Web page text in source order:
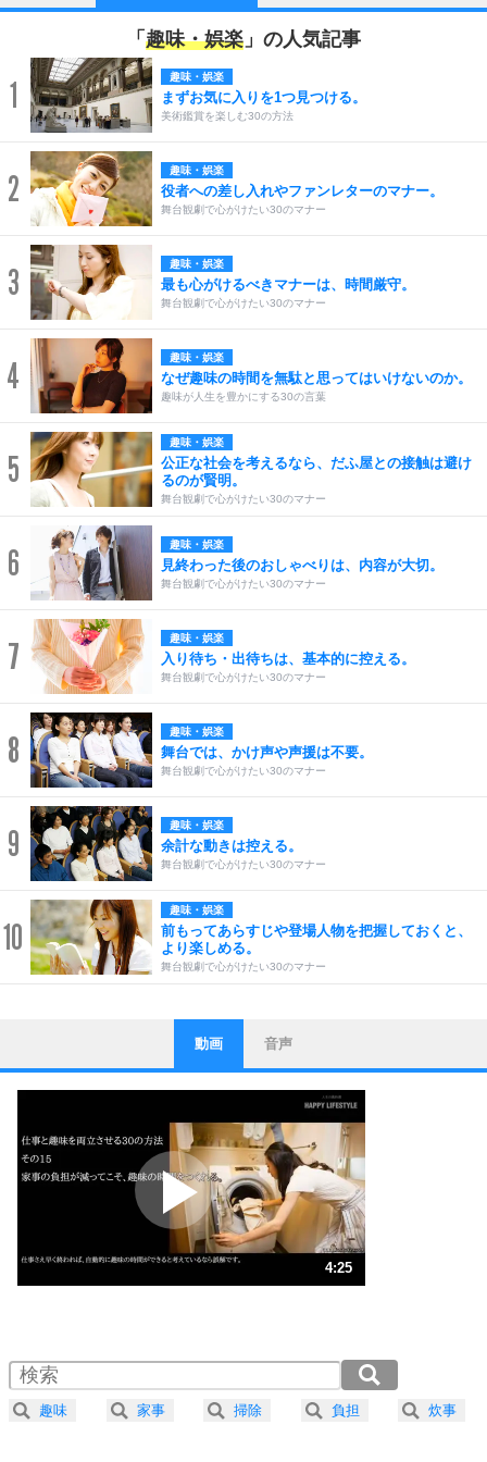
「 趣味・娯楽 」の人気記事
1 趣味・娯楽
まずお気に入りを1つ見つける。
美術鑑賞を楽しむ30の方法
2 趣味・娯楽
役者への差し入れやファンレターのマナー。
舞台観劇で心がけたい30のマナー
3 趣味・娯楽
最も心がけるべきマナーは、時間厳守。
舞台観劇で心がけたい30のマナー
4 趣味・娯楽
なぜ趣味の時間を無駄と思ってはいけないのか。
趣味が人生を豊かにする30の言葉
5
趣味・娯楽
公正な社会を考えるなら、だふ屋との接触は避け
るのが賢明。
舞台観劇で心がけたい30のマナー
6 趣味・娯楽
見終わった後のおしゃべりは、内容が大切。
舞台観劇で心がけたい30のマナー
7 趣味・娯楽
入り待ち・出待ちは、基本的に控える。
舞台観劇で心がけたい30のマナー
8 趣味・娯楽
舞台では、かけ声や声援は不要。
舞台観劇で心がけたい30のマナー
9 趣味・娯楽
余計な動きは控える。
舞台観劇で心がけたい30のマナー
10
趣味・娯楽
前もってあらすじや登場人物を把握しておくと、
より楽しめる。
舞台観劇で心がけたい30のマナー
1
ストレス対策
他人と比べない。
いっそのこと、他人を見ない。
いらいらしない人になる30の方法
プラス思考
ポジティブになれない原因は、行動しないから。
ポジティブ思考になる30の方法
ストレス対策
人生、なんとかなるもの。
気楽に生きる30の方法
4 器の大きい人は、怒りを優しさで表現する。
プラス思考
動画 音声
4:25
2.0倍速 （520KB 2分12秒）
2.5倍速 （416KB 1分46秒）
3.0倍速 （347KB 1分28秒）
趣味 家事 掃除 負担 炊事